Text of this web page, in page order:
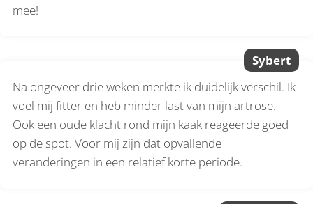
mee!
Sybert
Na ongeveer drie weken merkte ik duidelijk verschil. Ik
voel mij fitter en heb minder last van mijn artrose.
Ook een oude klacht rond mijn kaak reageerde goed
op de spot. Voor mij zijn dat opvallende
veranderingen in een relatief korte periode.